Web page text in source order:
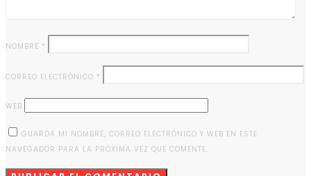
NOMBRE *
CORREO ELECTRÓNICO *
WEB
GUARDA MI NOMBRE, CORREO ELECTRÓNICO Y WEB EN ESTE
NAVEGADOR PARA LA PRÓXIMA VEZ QUE COMENTE.